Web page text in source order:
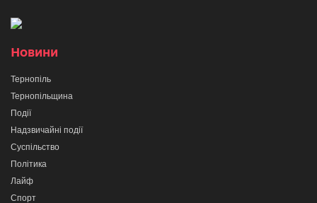
Новини
Тернопіль
Тернопільщина
Події
Надзвичайні події
Суспільство
Політика
Лайф
Спорт